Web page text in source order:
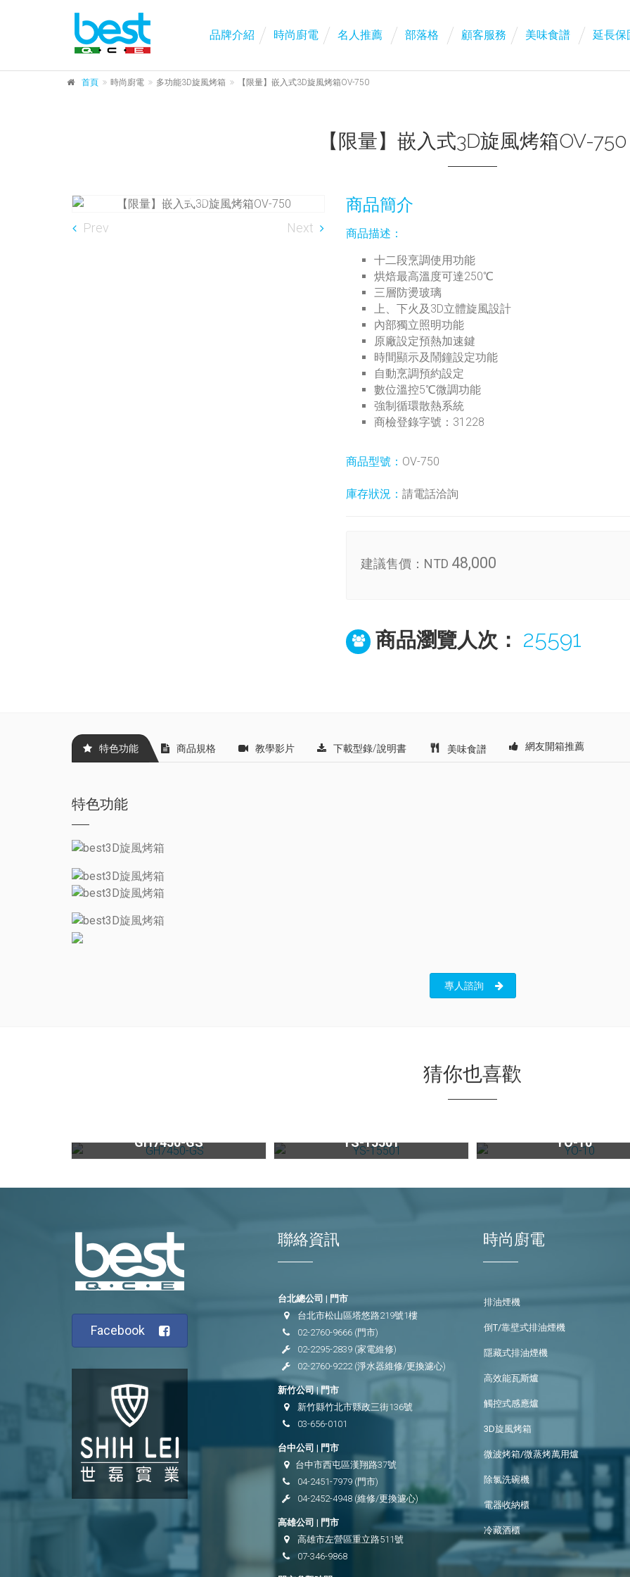
品牌介紹 時尚廚電 名人推薦 部落格 顧客服務 美味食譜 延長保
首頁 時尚廚電 多功能3D旋風烤箱 【限量】嵌入式3D旋風烤箱OV-750
【限量】嵌入式3D旋風烤箱OV-750
Prev Next
商品簡介
商品描述：
十二段烹調使用功能
烘焙最高溫度可達250℃
三層防燙玻璃
上、下火及3D立體旋風設計
內部獨立照明功能
原廠設定預熱加速鍵
時間顯示及鬧鐘設定功能
自動烹調預約設定
數位溫控5℃微調功能
強制循環散熱系統
商檢登錄字號：31228
商品型號： OV-750
庫存狀況： 請電話洽詢
建議售價： NTD 48,000
商品瀏覽人次： 25591
特色功能 商品規格 教學影片 下載型錄/說明書 美味食譜 網友開箱推薦
特色功能
專人諮詢
猜你也喜歡
GH7450-GS YS-15501 YO-10
Facebook
聯絡資訊
台北總公司 | 門市
台北市松山區塔悠路219號1樓
02-2760-9666(門市)
02-2295-2839(家電維修)
02-2760-9222(淨水器維修/更換濾心)
新竹公司 | 門市
新竹縣竹北市縣政三街136號
03-656-0101
台中公司 | 門市
台中市西屯區漢翔路37號
04-2451-7979(門市)
04-2452-4948(維修/更換濾心)
高雄公司 | 門市
高雄市左營區重立路511號
07-346-9868
時尚廚電
排油煙機
倒T/靠壁式排油煙機
隱藏式排油煙機
高效能瓦斯爐
觸控式感應爐
3D旋風烤箱
微波烤箱/微蒸烤萬用爐
除氯洗碗機
電器收納櫃
冷藏酒櫃